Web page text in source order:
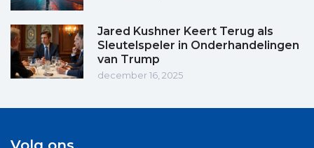
Jared Kushner Keert Terug als
Sleutelspeler in Onderhandelingen
van Trump
december 16, 2025